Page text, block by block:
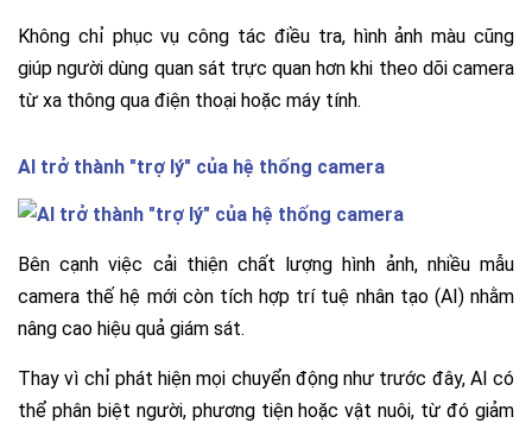
Không chỉ phục vụ công tác điều tra, hình ảnh màu cũng
giúp người dùng quan sát trực quan hơn khi theo dõi camera
từ xa thông qua điện thoại hoặc máy tính.
AI trở thành "trợ lý" của hệ thống camera
Bên cạnh việc cải thiện chất lượng hình ảnh, nhiều mẫu
camera thế hệ mới còn tích hợp trí tuệ nhân tạo (AI) nhằm
nâng cao hiệu quả giám sát.
Thay vì chỉ phát hiện mọi chuyển động như trước đây, AI có
thể phân biệt người, phương tiện hoặc vật nuôi, từ đó giảm